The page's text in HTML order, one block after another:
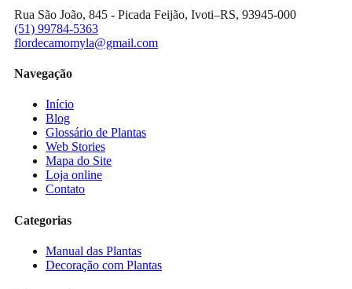
Rua São João, 845 - Picada Feijão, Ivoti–RS, 93945-000
(51) 99784-5363
flordecamomyla@gmail.com
Navegação
Início
Blog
Glossário de Plantas
Web Stories
Mapa do Site
Loja online
Contato
Categorias
Manual das Plantas
Decoração com Plantas